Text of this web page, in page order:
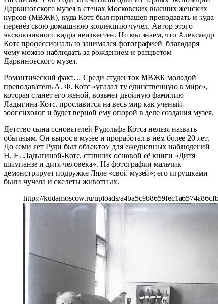
Дарвиновского музея в стенах Московских высших женских
курсов (МВЖК), куда Котс был приглашен преподавать и куда
перевёз свою домашнюю коллекцию чучел. Автор этого
эксклюзивного кадра неизвестен. Но мы знаем, что Александр
Котс профессионально занимался фотографией, благодаря
чему можно наблюдать за рождением и расцветом
Дарвиновского музея.
Романтический факт… Среди студенток МВЖК молодой
преподаватель А. Ф. Котс «угадал ту единственную в мире»,
которая станет его женой, возьмет двойную фамилию
Ладыгина-Котс, прославится на весь мир как ученый-
зоопсихолог и будет верной ему опорой в деле создания музея.
Детство сына основателей Рудольфа Котса нельзя назвать
обычным. Он вырос в музее и проработал в нём более 20 лет.
До семи лет Руди был объектом для ежедневных наблюдений
Н. Н. Ладыгиной-Котс, ставших основой её книги «Дитя
шимпанзе и дитя человека». На фотографии мальчик
демонстрирует подружке Ляле «свой музей»; его игрушками
были чучела и скелеты животных.
https://kudamoscow.ru/uploads/